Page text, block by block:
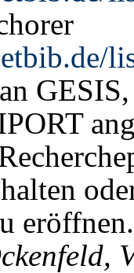
eröffnen.